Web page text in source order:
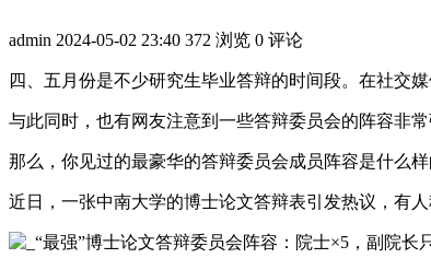
admin 2024-05-02 23:40 372 浏览 0 评论
四、五月份是不少研究生毕业答辩的时间段。在社交
与此同时，也有网友注意到一些答辩委员会的阵容非常
那么，你见过的最豪华的答辩委员会成员阵容是什么样
近日，一张中南大学的博士论文答辩表引发热议，有人